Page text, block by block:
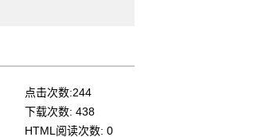
点击次数:244
下载次数: 438
HTML阅读次数: 0